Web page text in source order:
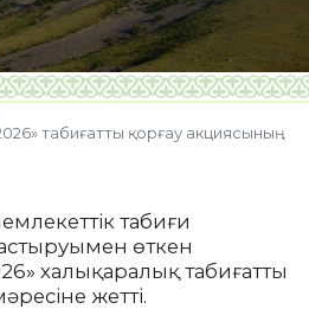
табиғатты қорғау акциясының
табиғи
өткен
халықаралық табиғатты
жетті.